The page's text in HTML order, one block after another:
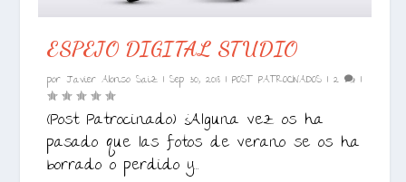
ESPEJO DIGITAL STUDIO
por Javier Alonso Saiz |Sep 30, 2018 |POST PATROCINADOS |2 |
(Post Patrocinado) ¿Alguna vez os ha
pasado que las fotos de verano se os ha
borrado o perdido y...